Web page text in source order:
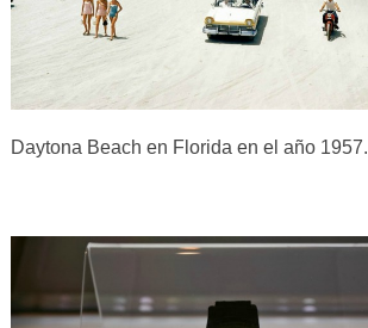
Daytona Beach en Florida en el año 1957.